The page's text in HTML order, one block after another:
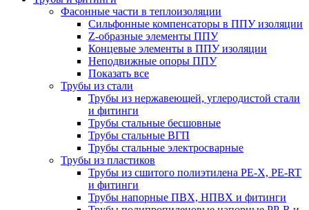
Фасонные части в теплоизоляции
Cильфонные компенсаторы в ППУ изоляции
Z-образные элементы ППУ
Концевые элементы в ППУ изоляции
Неподвижные опоры ППУ
Показать все
Трубы из стали
Трубы из нержавеющей, углеродистой стали
и фитинги
Трубы стальные бесшовные
Трубы стальные ВГП
Трубы стальные электросварные
Трубы из пластиков
Трубы из сшитого полиэтилена PE-X, PE-RT
и фитинги
Трубы напорные ПВХ, НПВХ и фитинги